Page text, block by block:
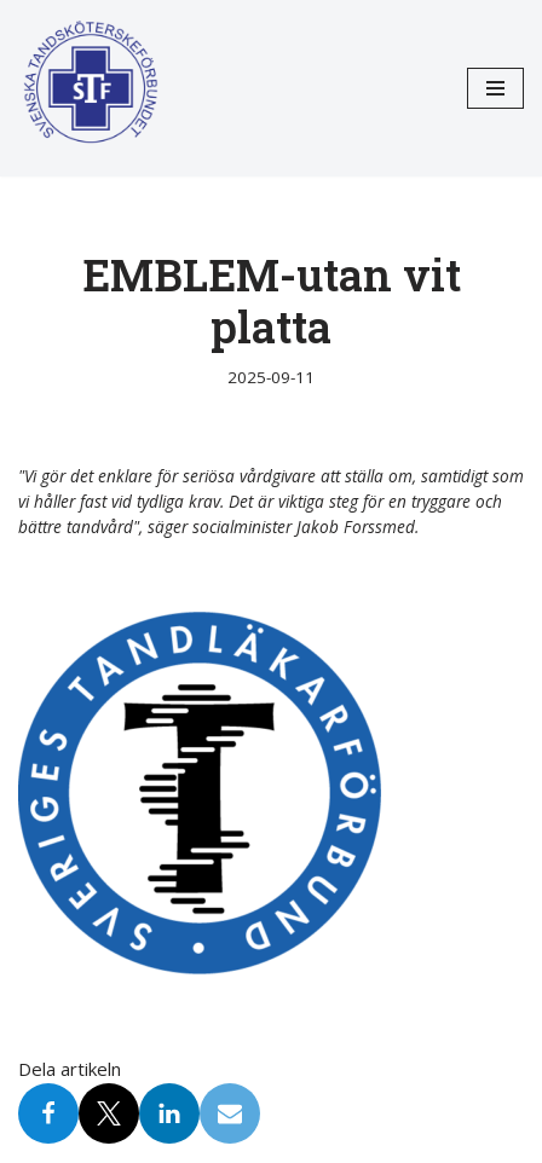
Hoppa
till
innehåll
EMBLEM-utan vit
platta
2025-09-11
"Vi gör det enklare för seriösa vårdgivare att ställa om, samtidigt som
vi håller fast vid tydliga krav. Det är viktiga steg för en tryggare och
bättre tandvård", säger socialminister Jakob Forssmed.
Dela artikeln